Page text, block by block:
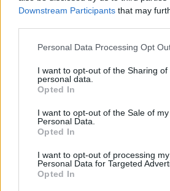
Downstream Participants that may
Personal Data Processing Opt
I want to opt-out of the Sharing of
personal data.
Opted In
I want to opt-out of the Sale of my
Personal Data.
Opted In
I want to opt-out of processing my
Personal Data for Targeted
Opted In